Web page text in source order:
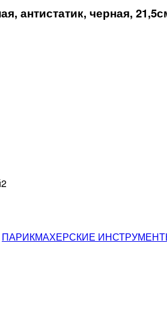
антистатик, черная,
2
ПАРИКМАХЕРСКИЕ